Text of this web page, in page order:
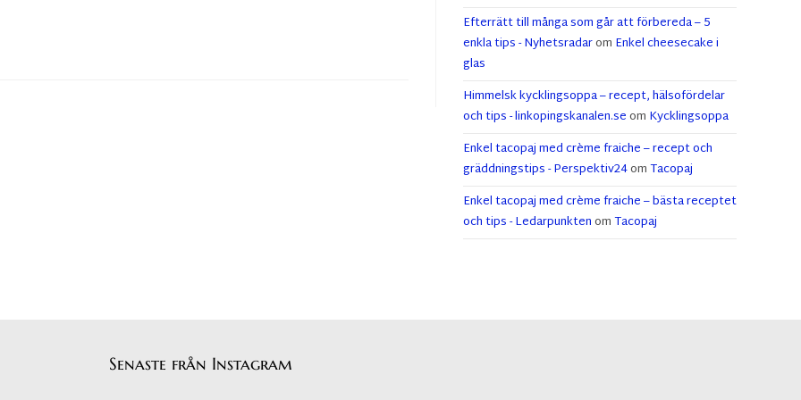
Efterrätt till många som går att förbereda – 5
enkla tips - Nyhetsradarom Enkel cheesecake i
glas
Himmelsk kycklingsoppa – recept, hälsofördelar
och tips - linkopingskanalen.seom Kycklingsoppa
Enkel tacopaj med crème fraiche – recept och
gräddningstips - Perspektiv24omTacopaj
Enkel tacopaj med crème fraiche – bästa receptet
och tips - LedarpunktenomTacopaj
Senaste från Instagram